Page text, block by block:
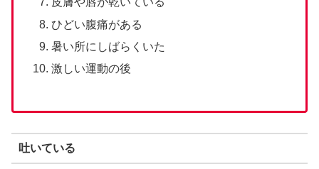
ひどい腹痛がある
暑い所にしばらくいた
激しい運動の後
吐いている